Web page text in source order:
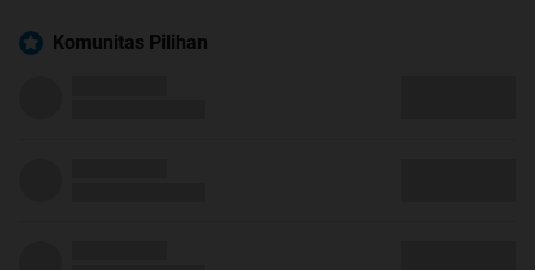
Komunitas Pilihan